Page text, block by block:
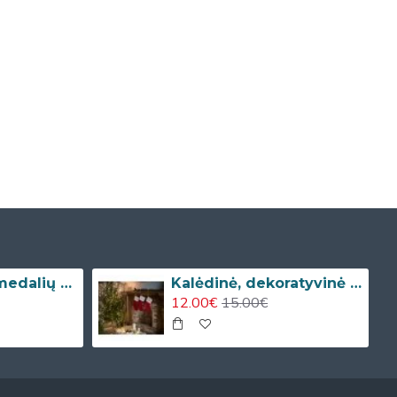
Dviejų spalvų medalių kabykla Kalėdinė, dekoratyvinė kojinė su vardu
12.00€ 15.00€